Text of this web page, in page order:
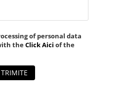
of personal data
theClick Aici of the
TRIMITE